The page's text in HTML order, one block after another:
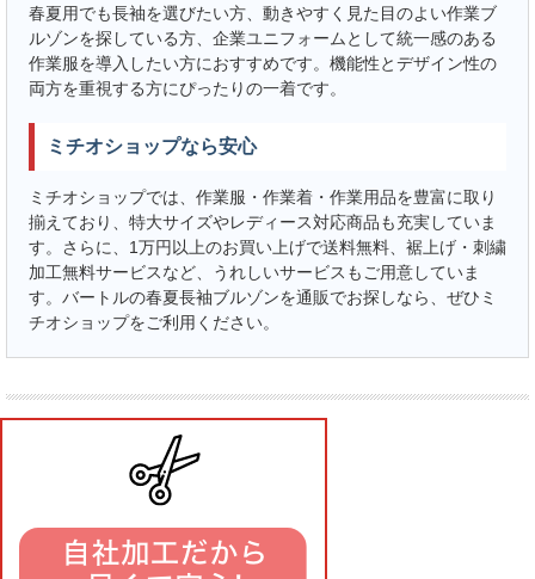
春夏用でも長袖を選びたい方、動きやすく見た目のよい作業ブ
ルゾンを探している方、企業ユニフォームとして統一感のある
作業服を導入したい方におすすめです。機能性とデザイン性の
両方を重視する方にぴったりの一着です。
ミチオショップなら安心
ミチオショップでは、作業服・作業着・作業用品を豊富に取り
揃えており、特大サイズやレディース対応商品も充実していま
す。さらに、1万円以上のお買い上げで送料無料、裾上げ・刺繍
加工無料サービスなど、うれしいサービスもご用意していま
す。バートルの春夏長袖ブルゾンを通販でお探しなら、ぜひミ
チオショップをご利用ください。